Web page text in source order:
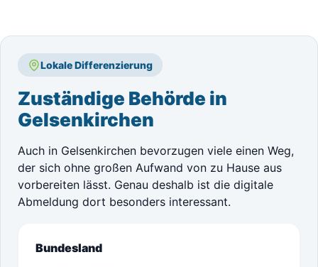
Lokale Differenzierung
Zuständige Behörde in
Gelsenkirchen
Auch in Gelsenkirchen bevorzugen viele einen Weg,
der sich ohne großen Aufwand von zu Hause aus
vorbereiten lässt. Genau deshalb ist die digitale
Abmeldung dort besonders interessant.
Bundesland